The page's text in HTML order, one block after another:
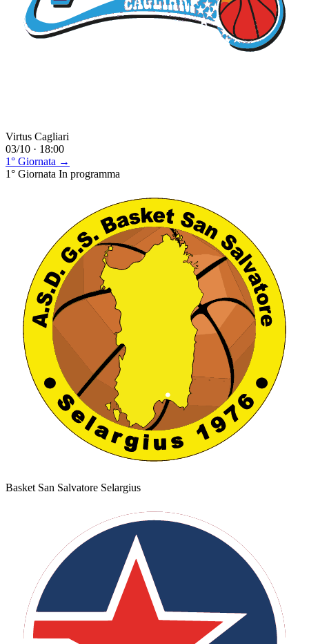
Virtus Cagliari
03/10 · 18:00
1° Giornata →
1° Giornata In programma
Basket San Salvatore Selargius